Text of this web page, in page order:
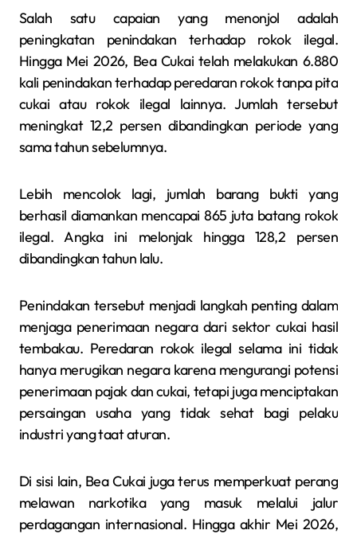
Salah satu capaian yang menonjol adalah
peningkatan penindakan terhadap rokok ilegal.
Hingga Mei 2026, Bea Cukai telah melakukan 6.880
kali penindakan terhadap peredaran rokok tanpa pita
cukai atau rokok ilegal lainnya. Jumlah tersebut
meningkat 12,2 persen dibandingkan periode yang
sama tahun sebelumnya.
Lebih mencolok lagi, jumlah barang bukti yang
berhasil diamankan mencapai 865 juta batang rokok
ilegal. Angka ini melonjak hingga 128,2 persen
dibandingkan tahun lalu.
Penindakan tersebut menjadi langkah penting dalam
menjaga penerimaan negara dari sektor cukai hasil
tembakau. Peredaran rokok ilegal selama ini tidak
hanya merugikan negara karena mengurangi potensi
penerimaan pajak dan cukai, tetapi juga menciptakan
persaingan usaha yang tidak sehat bagi pelaku
industri yang taat aturan.
Di sisi lain, Bea Cukai juga terus memperkuat perang
melawan narkotika yang masuk melalui jalur
perdagangan internasional. Hingga akhir Mei 2026,